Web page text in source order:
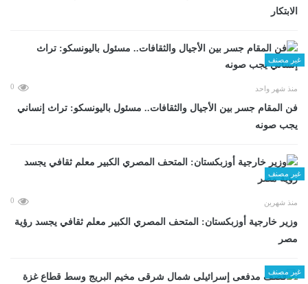
الابتكار
غير مصنف
منذ شهر واحد 0
فن المقام جسر بين الأجيال والثقافات.. مسئول باليونسكو: تراث إنساني
يجب صونه
غير مصنف
منذ شهرين 0
وزير خارجية أوزبكستان: المتحف المصري الكبير معلم ثقافي يجسد رؤية
مصر
غير مصنف